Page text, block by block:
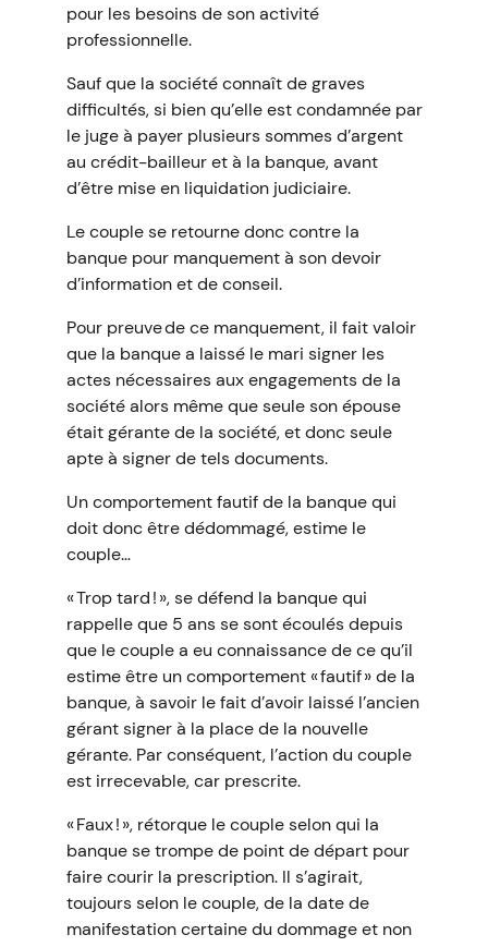
pour les besoins de son activité
professionnelle.
Sauf que la société connaît de graves
difficultés, si bien qu’elle est condamnée par
le juge à payer plusieurs sommes d’argent
au crédit-bailleur et à la banque, avant
d’être mise en liquidation judiciaire.
Le couple se retourne donc contre la
banque pour manquement à son devoir
d’information et de conseil.
Pour preuve de ce manquement, il fait valoir
que la banque a laissé le mari signer les
actes nécessaires aux engagements de la
société alors même que seule son épouse
était gérante de la société, et donc seule
apte à signer de tels documents.
Un comportement fautif de la banque qui
doit donc être dédommagé, estime le
couple…
« Trop tard ! », se défend la banque qui
rappelle que 5 ans se sont écoulés depuis
que le couple a eu connaissance de ce qu’il
estime être un comportement « fautif » de la
banque, à savoir le fait d’avoir laissé l’ancien
gérant signer à la place de la nouvelle
gérante. Par conséquent, l’action du couple
est irrecevable, car prescrite.
« Faux ! », rétorque le couple selon qui la
banque se trompe de point de départ pour
faire courir la prescription. Il s’agirait,
toujours selon le couple, de la date de
manifestation certaine du dommage et non